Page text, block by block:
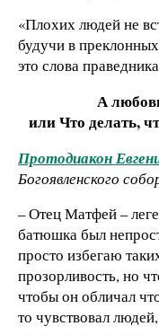
«Плохих людей не
будучи в
это слова
А
или Что делать,
Протодиакон
Богоявленского
– Отец Матфей –
батюшка был
просто избегаю
прозорливость, но
чтобы он обличал
то чувствовал